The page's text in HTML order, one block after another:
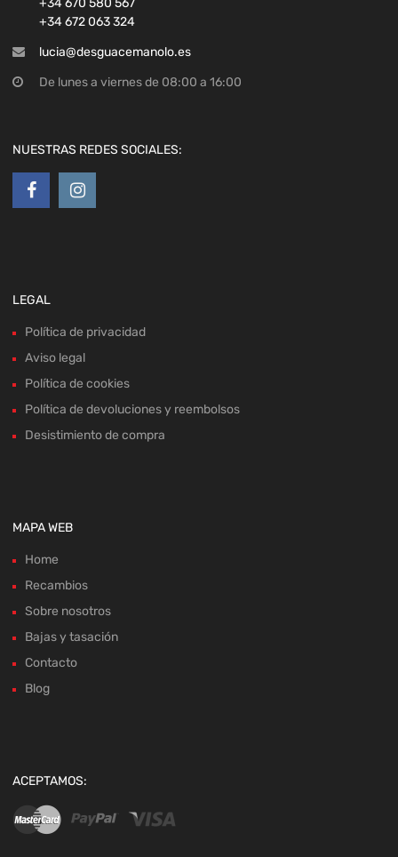
+34 672 063 324
lucia@desguacemanolo.es
De lunes a viernes de 08:00 a 16:00
NUESTRAS REDES SOCIALES:
LEGAL
Política de privacidad
Aviso legal
Política de cookies
Política de devoluciones y reembolsos
Desistimiento de compra
MAPA WEB
Home
Recambios
Sobre nosotros
Bajas y tasación
Contacto
Blog
ACEPTAMOS: